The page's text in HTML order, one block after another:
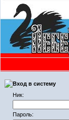
Вход в систему
Ник:
Пароль: